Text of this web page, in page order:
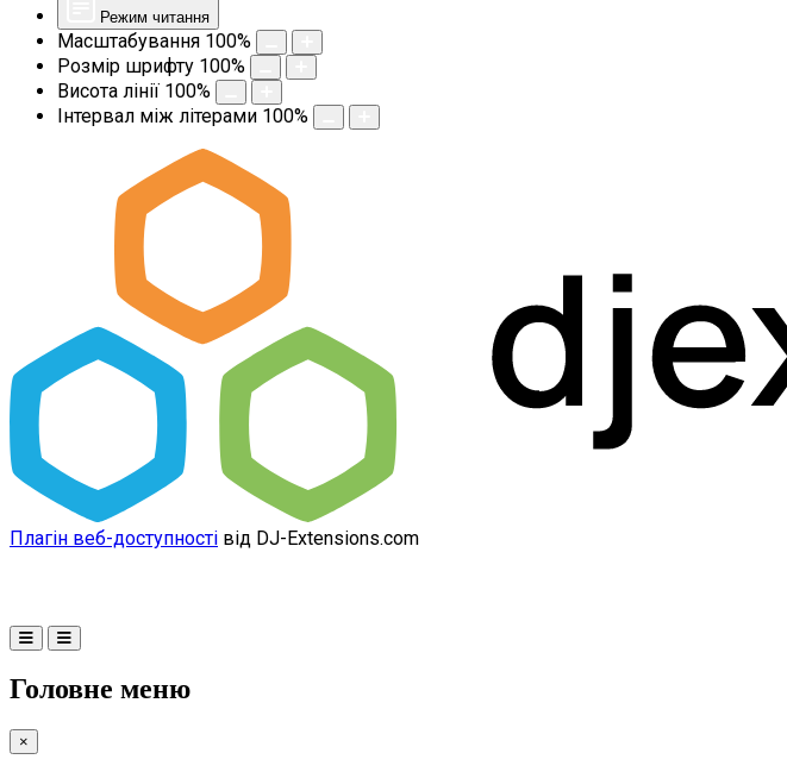
Режим читання
Масштабування 100%
Розмір шрифту 100%
Висота лінії 100%
Інтервал між літерами 100%
Плагін веб-доступності від DJ-Extensions.com
Головне меню
×